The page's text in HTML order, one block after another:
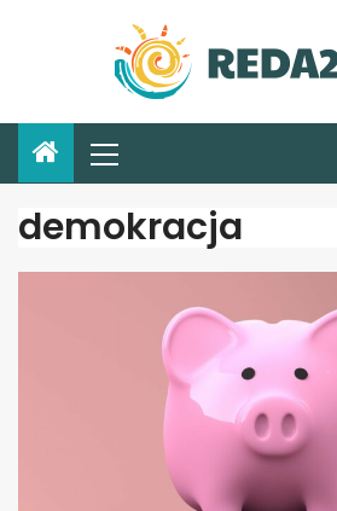
demokracja